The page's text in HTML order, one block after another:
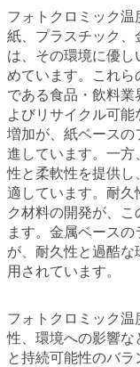
フォトクロミック
紙、プラスチック
は、その環境に優
めています。これ
である食品・飲料
よびリサイクル可
増加が、紙ベースの
進しています。一方
性と柔軟性を提供し
適しています。耐久
ク材料の開発が、
ます。金属ベース
が、耐久性と過酷
用されています。
フォトクロミック温
性、環境への影響
と持続可能性のバ